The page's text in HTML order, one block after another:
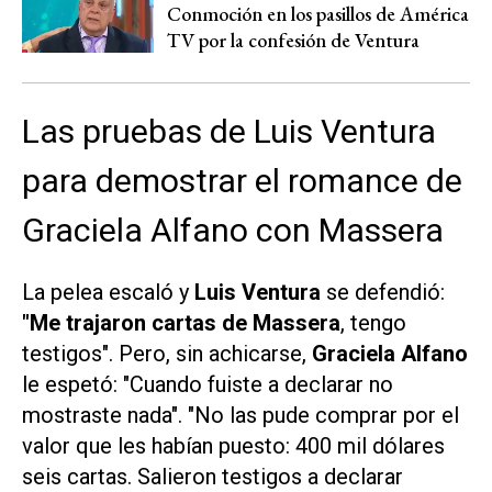
Conmoción en los pasillos de América
TV por la confesión de Ventura
Las pruebas de Luis Ventura
para demostrar el romance de
Graciela Alfano con Massera
La pelea escaló y Luis Ventura se defendió:
"Me trajaron cartas de Massera, tengo
testigos". Pero, sin achicarse, Graciela Alfano
le espetó: "Cuando fuiste a declarar no
mostraste nada". "No las pude comprar por el
valor que les habían puesto: 400 mil dólares
seis cartas. Salieron testigos a declarar